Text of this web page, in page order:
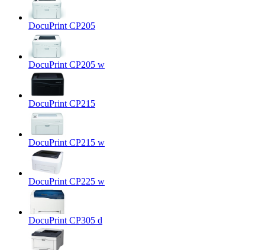
DocuPrint CP205
DocuPrint CP205 w
DocuPrint CP215
DocuPrint CP215 w
DocuPrint CP225 w
DocuPrint CP305 d